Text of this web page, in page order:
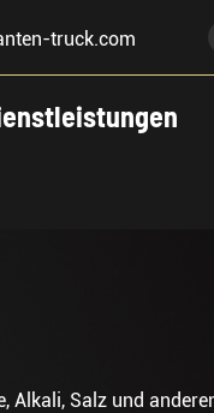
truck.com
Salz und